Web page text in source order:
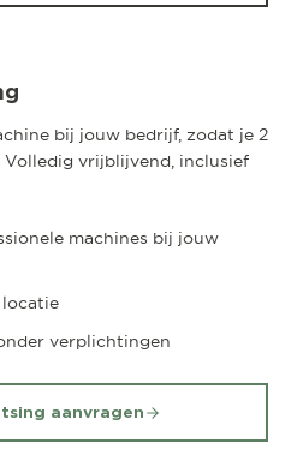
bij jouw bedrijf, zodat je 2
vrijblijvend, inclusief
machines bij jouw
verplichtingen
aanvragen